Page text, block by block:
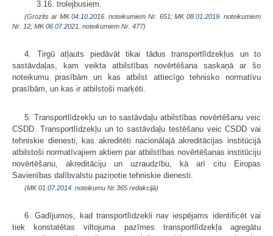
3.16. trolejbusiem.
(Grozīts ar MK04.10.2016. noteikumiem Nr. 651; MK08.01.2019. noteikumiem
Nr. 12; MK06.07.2021. noteikumiem Nr. 477)
4. Tirgū atļauts piedāvāt tikai tādus transportlīdzekļus un to
sastāvdaļas, kam veikta atbilstības novērtēšana saskaņā ar šo
noteikumu prasībām un kas atbilst attiecīgo tehnisko normatīvu
prasībām, un kas ir atbilstoši marķēti.
5. Transportlīdzekļu un to sastāvdaļu atbilstības novērtēšanu veic
CSDD. Transportlīdzekļu un to sastāvdaļu testēšanu veic CSDD vai
tehniskie dienesti, kas akreditēti nacionālajā akreditācijas institūcijā
atbilstoši normatīvajiem aktiem par atbilstības novērtēšanas institūciju
novērtēšanu, akreditāciju un uzraudzību, kā arī citu Eiropas
Savienības dalībvalstu paziņotie tehniskie dienesti.
(MK01.07.2014. noteikumu Nr.365 redakcijā)
6. Gadījumos, kad transportlīdzekli nav iespējams identificēt vai
tiek konstatētas viltojuma pazīmes transportlīdzekļa agregātu